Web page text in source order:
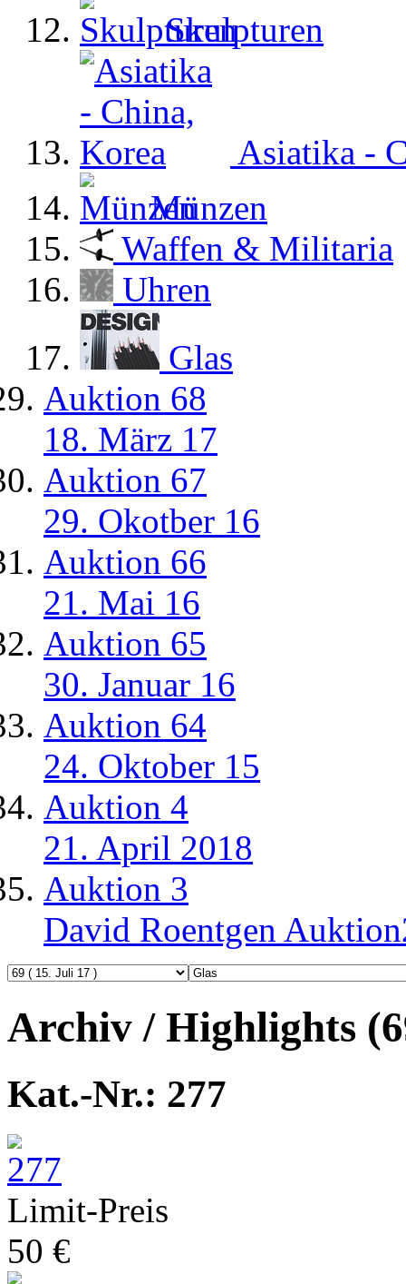
Skulpturen
Asiatika -
Münzen
Waffen & Militaria
Uhren
Glas
Auktion 68
18. März 17
Auktion 67
29. Okotber 16
Auktion 66
21. Mai 16
Auktion 65
30. Januar 16
Auktion 64
24. Oktober 15
Auktion 4
21. April 2018
Auktion 3
David Roentgen
Archiv / Highlights
Kat.-Nr.: 277
Limit-Preis
50 €